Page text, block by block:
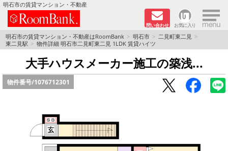
明石市の賃貸マンション・不動産
問い合わせ お気に入り ×
TOPページ
分譲マンションシリーズ
リノベーション物件
オートロック付き物件特集
明石市の賃貸マンション・不動産はRoomBank 明石市
二見町東二見
東二見駅
物件詳細 明石市二見町東二見 1LDK 賃貸ハイツ
大手ハウスメーカー施工の築浅...
物件番号/1076712301